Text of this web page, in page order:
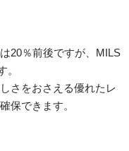
20％前後ですが、MILS
。
さをおさえる優れたレ
保できます。